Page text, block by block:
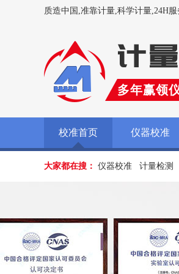
质造中国,准靠计量,科学计量,24H服
多年赢领
校准首页 仪器校准
大家都在搜： 仪器校准 计量检测